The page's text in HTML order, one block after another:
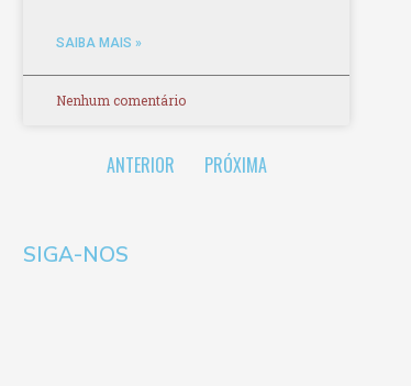
SAIBA MAIS »
Nenhum comentário
ANTERIOR PRÓXIMA
SIGA-NOS